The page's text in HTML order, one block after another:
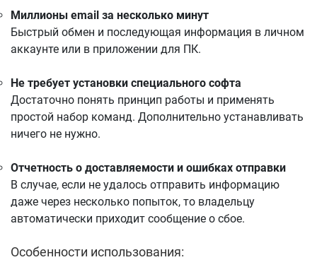
Миллионы email за несколько минут
Быстрый обмен и последующая информация в личном
аккаунте или в приложении для ПК.
Не требует установки специального софта
Достаточно понять принцип работы и применять
простой набор команд. Дополнительно устанавливать
ничего не нужно.
Отчетность о доставляемости и ошибках отправки
В случае, если не удалось отправить информацию
даже через несколько попыток, то владельцу
автоматически приходит сообщение о сбое.
Особенности использования: